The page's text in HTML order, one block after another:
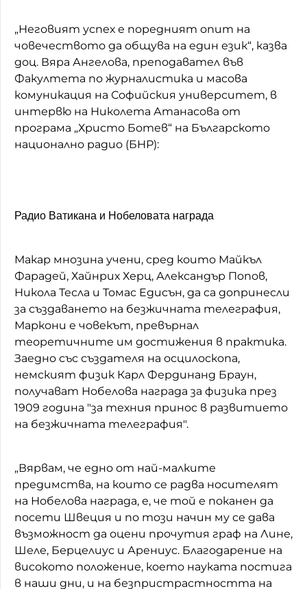
„Неговият успех е поредният опит на
човечеството да общува на един език“, казва
доц. Вяра Ангелова, преподавател във
Факултета по журналистика и масова
комуникация на Софийския университет, в
интервю на Николета Атанасова от
програма „Христо Ботев“ на Българското
национално радио (БНР):
Радио Ватикана и Нобеловата награда
Макар мнозина учени, сред които Майкъл
Фарадей, Хайнрих Херц, Александър Попов,
Никола Тесла и Томас Едисън, да са допринесли
за създаването на безжичната телеграфия,
Маркони е човекът, превърнал
теоретичните им достижения в практика.
Заедно със създателя на осцилоскопа,
немският физик Карл Фердинанд Браун,
получават Нобелова награда за физика през
1909 година "за техния принос в развитието
на безжичната телеграфия".
„Вярвам, че едно от най-малките
предимства, на които се радва носителят
на Нобелова награда, е, че той е поканен да
посети Швеция и по този начин му се дава
възможност да оцени прочутия граф на Лине,
Шеле, Берцелиус и Арениус. Благодарение на
високото положение, което науката постига
в наши дни, и на безпристрастността на